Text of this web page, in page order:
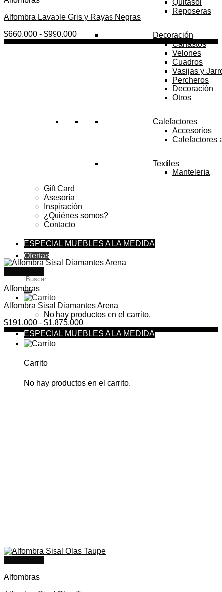
Quitasol
Reposeras
Decoración
Canastos
Velones
Cuadros
Vasijas y
Percheros
Decoración
Otros
Calefactores
Accesorios
Calefactores
Textiles
Mantelería
Gift Card
Asesoría
Inspiración
¿Quiénes somos?
Contacto
ESPECIAL MUEBLES A LA MEDIDA
Ofertas
Buscar
por:
No hay productos en el carrito.
ESPECIAL MUEBLES A LA MEDIDA
Carrito
No hay productos en el carrito.
Alfombra Lavable Gris y Rayas Negras
$660.000 - $990.000Rango
de
Alfombras
Alfombra Sisal Diamantes Arena
$191.000 - $1.875.000Rango
de
precios:
Alfombras